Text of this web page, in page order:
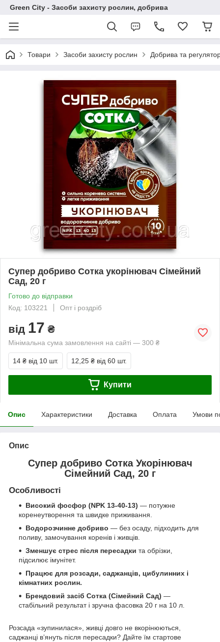
Green City - Засоби захисту рослин, добрива
Товари Засоби захисту рослин Добрива та
Супер добриво Сотка укорінювач Сімейний
Сад, 20 г
Готово до відправки
Код: 103221
Опт і роздріб
від 17 ₴
Мінімальна сума замовлення на сайті — 300 ₴
14 ₴ від 10 шт. 12,25 ₴ від 60 шт.
Купити
Опис Характеристики Доставка Оплата Умови
Опис
Супер добриво Сотка Укорінювач
Сімейний Сад, 20 г
Особливості
Високий фосфор (NPK 13-40-13) — потужне
коренеутворення та швидке приживання.
Водорозчинне добриво — без осаду, підходить для
поливу, замочування коренів і живців.
Зменшує стрес після пересадки та обрізки,
підсилює імунітет.
Працює для розсади, саджанців, цибулинних і
кімнатних рослин.
Брендовий засіб Сотка (Сімейний Сад) —
стабільний результат і зручна фасовка 20 г на 10 л.
Розсада «зупинилася», живці довго не вкорінюються,
саджанці в’януть після пересадки? Дайте їм стартове